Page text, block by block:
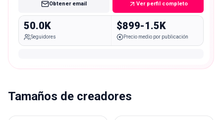
Obtener email Ver perfil completo
50.0K
Seguidores
$899-1.5K
Precio medio por publicación
Tamaños de creadores